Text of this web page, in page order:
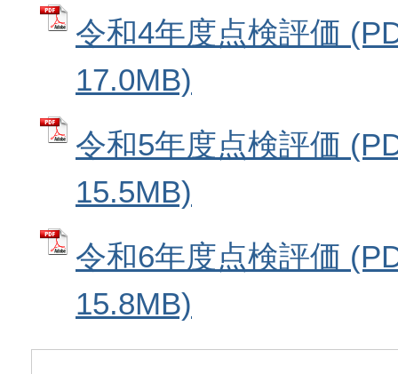
令和4年度点検評価
17.0MB)
令和5年度点検評価
15.5MB)
令和6年度点検評価
15.8MB)